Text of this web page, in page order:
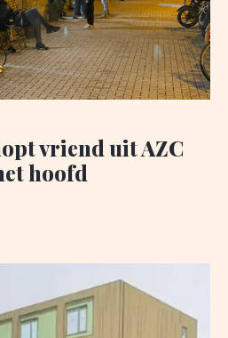
vriend uit AZC
hoofd